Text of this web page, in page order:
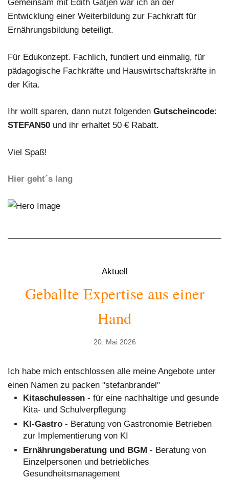
Gemeinsam mit Edith Gätjen war ich an der
Entwicklung einer Weiterbildung zur Fachkraft für
Ernährungsbildung beteiligt.
Für Edukonzept. Fachlich, fundiert und einmalig, für
pädagogische Fachkräfte und Hauswirtschaftskräfte in
der Kita.
Ihr wollt sparen, dann nutzt folgenden Gutscheincode:
STEFAN50 und ihr erhaltet 50 € Rabatt.
Viel Spaß!
Hier geht´s lang
Aktuell
Geballte Expertise aus einer
Hand
20. Mai 2026
Ich habe mich entschlossen alle meine Angebote unter
einen Namen zu packen "stefanbrandel"
Kitaschulessen - für eine nachhaltige und gesunde
Kita- und Schulverpflegung
KI-Gastro - Beratung von Gastronomie Betrieben
zur Implementierung von KI
Ernährungsberatung und BGM - Beratung von
Einzelpersonen und betriebliches
Gesundheitsmanagement